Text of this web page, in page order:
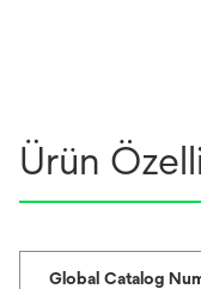
Ürün
Global Catalog